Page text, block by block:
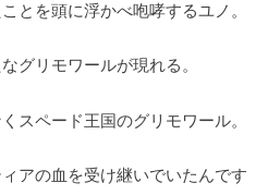
とを頭に浮かべ咆哮するユノ。
グリモワールが現れる。
スペード王国のグリモワール。
アの血を受け継いでいたんです